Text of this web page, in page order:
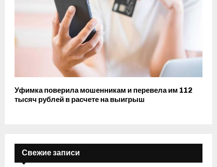
Уфимка поверила мошенникам и перевела им 112
тысяч рублей в расчете на выигрыш
Свежие записи